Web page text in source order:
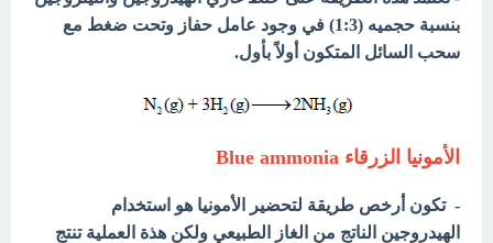
بنسبة حجميه (1:3) في وجود عامل حفاز وتحت ضغط مع
سحب السائل المتكون أولاً بأول.
الأمونيا الزرقاء Blue ammonia
- تكون أرخص طريقة لتحضير الأمونيا هو استخدام
الهيدروجين الناتج من الغاز الطبيعي ولكن هذة العملية تنتج